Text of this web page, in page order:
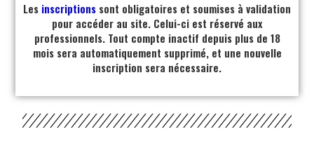
Les inscriptions sont obligatoires et soumises à validation
pour accéder au site. Celui-ci est réservé aux
professionnels. Tout compte inactif depuis plus de 18
mois sera automatiquement supprimé, et une nouvelle
inscription sera nécessaire.